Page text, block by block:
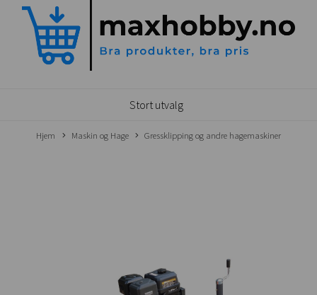
Stort utvalg
Hjem Maskin og Hage Gressklipping og andre hagemaskiner